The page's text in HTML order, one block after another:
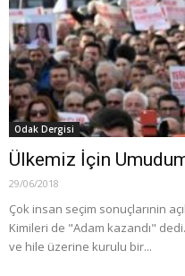
Odak Dergisi
Ülkemiz İçin
29/06/2018
Çok insan seçim sonuçlarınin
Kimileri de "Adam kazandı"
ve hile üzerine kurulu bir...